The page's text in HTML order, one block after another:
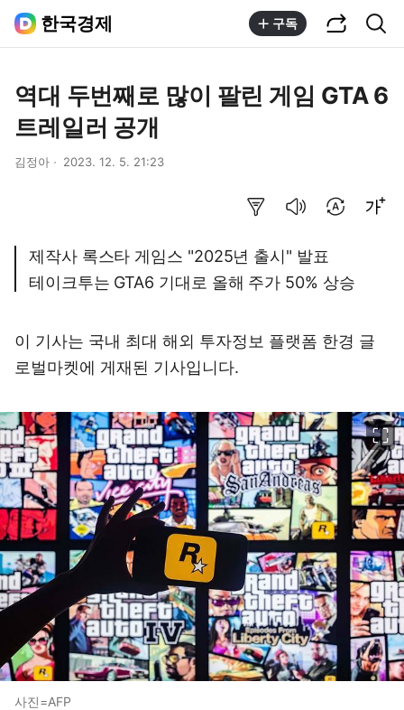
한국경제 구독
역대 두번째로 많이 팔린 게임 GTA 6
트레일러 공개
김정아 2023. 12. 5. 21:23
제작사 록스타 게임스 "2025년 출시" 발표
테이크투는 GTA6 기대로 올해 주가 50% 상승
이 기사는 국내 최대 해외 투자정보 플랫폼 한경 글
로벌마켓에 게재된 기사입니다.
사진=AFP